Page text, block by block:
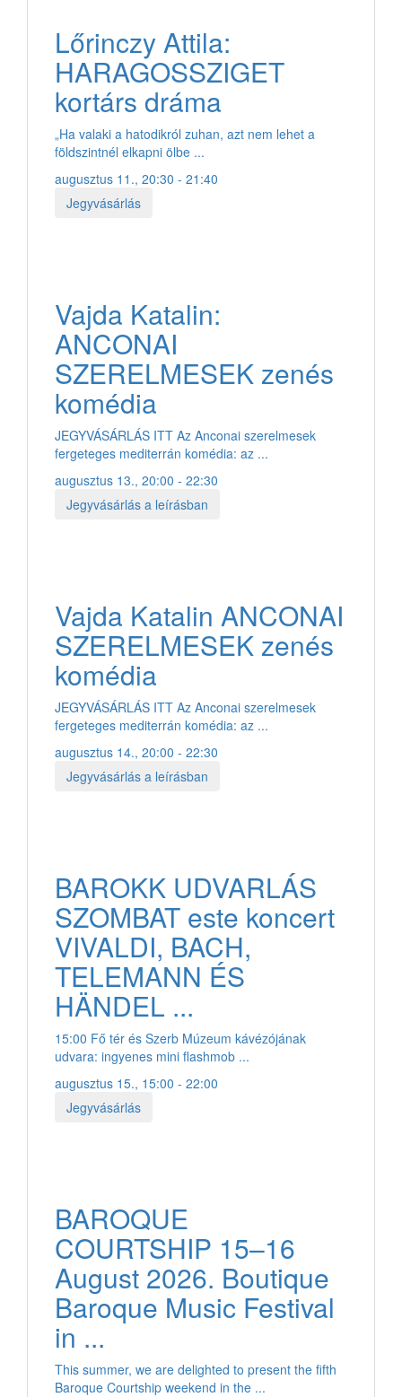
Lőrinczy Attila:
HARAGOSSZIGET
kortárs dráma
„Ha valaki a hatodikról zuhan, azt nem lehet a
földszintnél elkapni ölbe ...
augusztus 11., 20:30 - 21:40
Jegyvásárlás
Vajda Katalin:
ANCONAI
SZERELMESEK zenés
komédia
JEGYVÁSÁRLÁS ITT Az Anconai szerelmesek
fergeteges mediterrán komédia: az ...
augusztus 13., 20:00 - 22:30
Jegyvásárlás a leírásban
Vajda Katalin ANCONAI
SZERELMESEK zenés
komédia
JEGYVÁSÁRLÁS ITT Az Anconai szerelmesek
fergeteges mediterrán komédia: az ...
augusztus 14., 20:00 - 22:30
Jegyvásárlás a leírásban
BAROKK UDVARLÁS
SZOMBAT este koncert
VIVALDI, BACH,
TELEMANN ÉS
HÄNDEL ...
15:00 Fő tér és Szerb Múzeum kávézójának
udvara: ingyenes mini flashmob ...
augusztus 15., 15:00 - 22:00
Jegyvásárlás
BAROQUE
COURTSHIP 15–16
August 2026. Boutique
Baroque Music Festival
in ...
This summer, we are delighted to present the fifth
Baroque Courtship weekend in the ...